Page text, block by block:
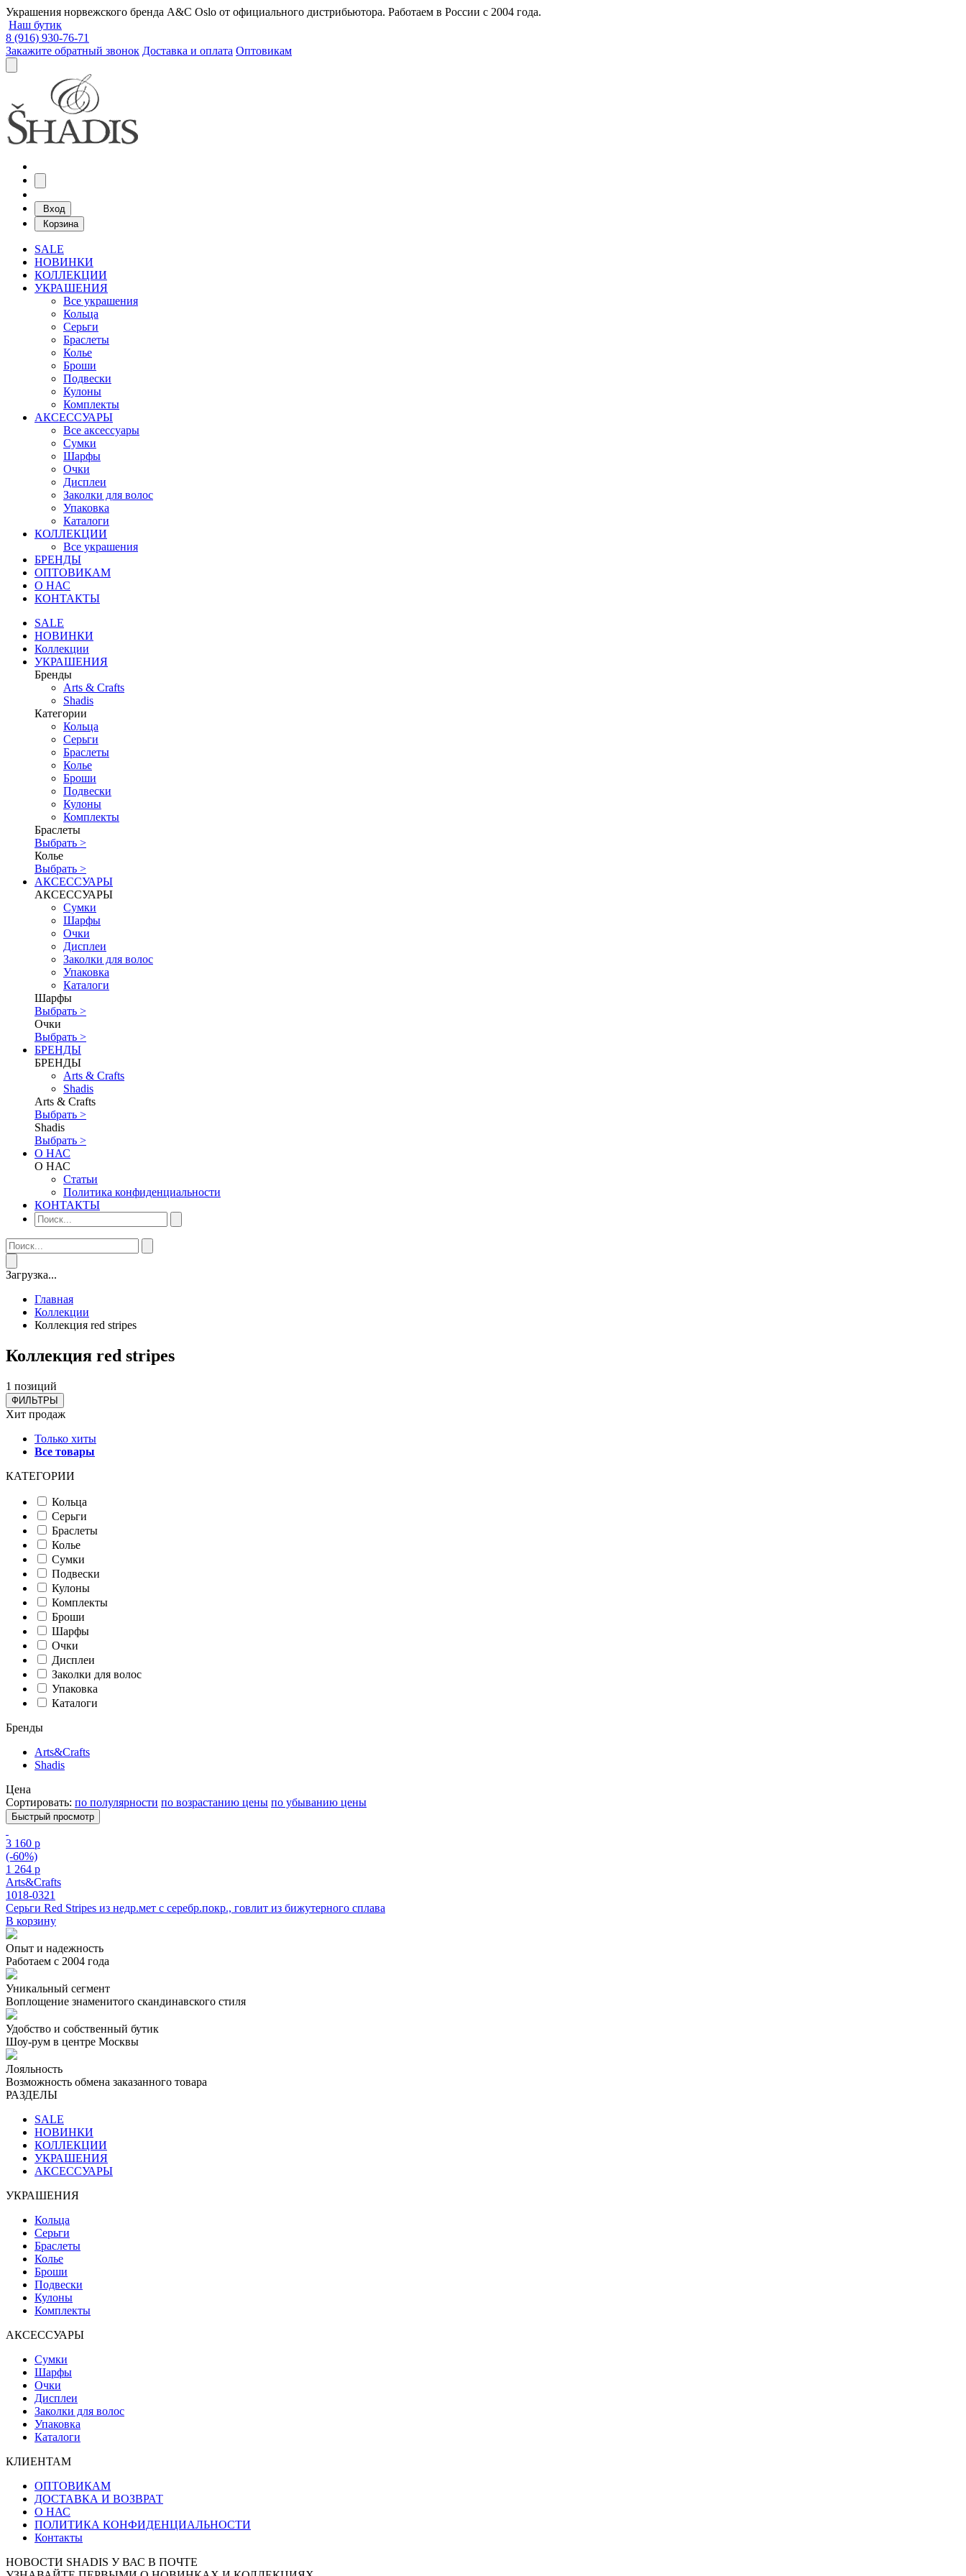
Украшения норвежского бренда A&C Oslo от официального дистрибьютора. Работаем в России с 2004 года.
Наш бутик
8 (916) 930-76-71
Закажите обратный звонок Доставка и оплата Оптовикам
Вход
Корзина
SALE
НОВИНКИ
КОЛЛЕКЦИИ
УКРАШЕНИЯ
Все украшения
Кольца
Серьги
Браслеты
Колье
Броши
Подвески
Кулоны
Комплекты
АКСЕССУАРЫ
Все аксессуары
Сумки
Шарфы
Очки
Дисплеи
Заколки для волос
Упаковка
Каталоги
КОЛЛЕКЦИИ
Все украшения
БРЕНДЫ
ОПТОВИКАМ
О НАС
КОНТАКТЫ
SALE
НОВИНКИ
Коллекции
УКРАШЕНИЯ
Бренды
Аrts & Сrafts
Shadis
Категории
Кольца
Серьги
Браслеты
Колье
Броши
Подвески
Кулоны
Комплекты
Браслеты
Выбрать >
Колье
Выбрать >
АКСЕССУАРЫ
АКСЕССУАРЫ
Сумки
Шарфы
Очки
Дисплеи
Заколки для волос
Упаковка
Каталоги
Шарфы
Выбрать >
Очки
Выбрать >
БРЕНДЫ
БРЕНДЫ
Аrts & Сrafts
Shadis
Аrts & Сrafts
Выбрать >
Shadis
Выбрать >
О НАС
О НАС
Статьи
Политика конфиденциальности
КОНТАКТЫ
Загрузка...
Главная
Коллекции
Коллекция red stripes
Коллекция red stripes
1 позиций
ФИЛЬТРЫ
Хит продаж
Только хиты
Все товары
КАТЕГОРИИ
Кольца
Серьги
Браслеты
Колье
Сумки
Подвески
Кулоны
Комплекты
Броши
Шарфы
Очки
Дисплеи
Заколки для волос
Упаковка
Каталоги
Бренды
Arts&Crafts
Shadis
Цена
Сортировать: по полулярности по возрастанию цены по убыванию цены
Быстрый просмотр
3 160 р
(-60%)
1 264 р
Arts&Crafts
1018-0321
Серьги Red Stripes из недр.мет с серебр.покр., говлит из бижутерного сплава
В корзину
Опыт и надежность
Работаем с 2004 года
Уникальный сегмент
Воплощение знаменитого скандинавского стиля
Удобство и собственный бутик
Шоу-рум в центре Москвы
Лояльность
Возможность обмена заказанного товара
РАЗДЕЛЫ
SALE
НОВИНКИ
КОЛЛЕКЦИИ
УКРАШЕНИЯ
АКСЕССУАРЫ
УКРАШЕНИЯ
Кольца
Серьги
Браслеты
Колье
Броши
Подвески
Кулоны
Комплекты
АКСЕССУАРЫ
Сумки
Шарфы
Очки
Дисплеи
Заколки для волос
Упаковка
Каталоги
КЛИЕНТАМ
ОПТОВИКАМ
ДОСТАВКА И ВОЗВРАТ
О НАС
ПОЛИТИКА КОНФИДЕНЦИАЛЬНОСТИ
Контакты
НОВОСТИ SHADIS У ВАС В ПОЧТЕ